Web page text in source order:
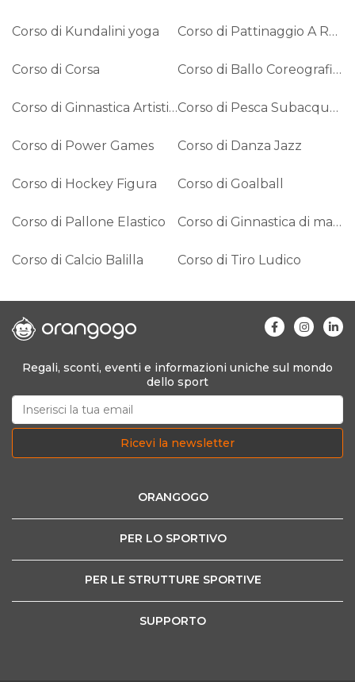
Corso di Kundalini yoga Corso di Pattinaggio A Rotelle
Corso di Corsa Corso di Ballo Coreografico
Corso di Ginnastica Artistica Corso di Pesca Subacquea
Corso di Power Games Corso di Danza Jazz
Corso di Hockey Figura Corso di Goalball
Corso di Pallone Elastico Corso di Ginnastica di mantenimento
Corso di Calcio Balilla Corso di Tiro Ludico
Regali, sconti, eventi e informazioni uniche sul mondo
dello sport
Ricevi la newsletter
ORANGOGO
PER LO SPORTIVO
PER LE STRUTTURE SPORTIVE
SUPPORTO